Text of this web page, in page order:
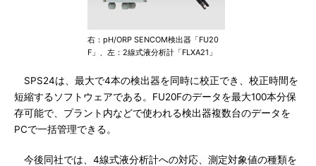
右：pH/ORP SENCOM検出器「FU20
F」、左：2線式液分析計「FLXA21」
SPS24は、最大で4本の検出器を同時に校正でき、校正時間を
短縮するソフトウェアである。FU20Fのデータを最大100本分保
存可能で、プラント内などで使われる検出器複数台のデータを
PCで一括管理できる。
今後同社では、4線式液分析計への対応、測定対象値の種類を